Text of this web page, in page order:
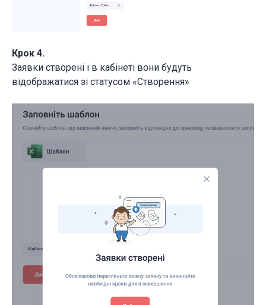
Крок 4.
Заявки створені і в кабінеті вони будуть
відображатися зі статусом «Створення»